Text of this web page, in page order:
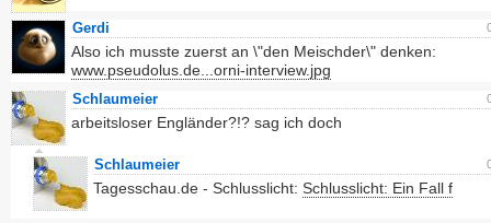
Gerdi
Also ich musste zuerst an \"den Meischder\" denken:
www.pseudolus.de...orni-interview.jpg
Schlaumeier
arbeitsloser Engländer?!? sag ich doch
Schlaumeier
Tagesschau.de - Schlusslicht: Schlusslicht: Ein Fall f